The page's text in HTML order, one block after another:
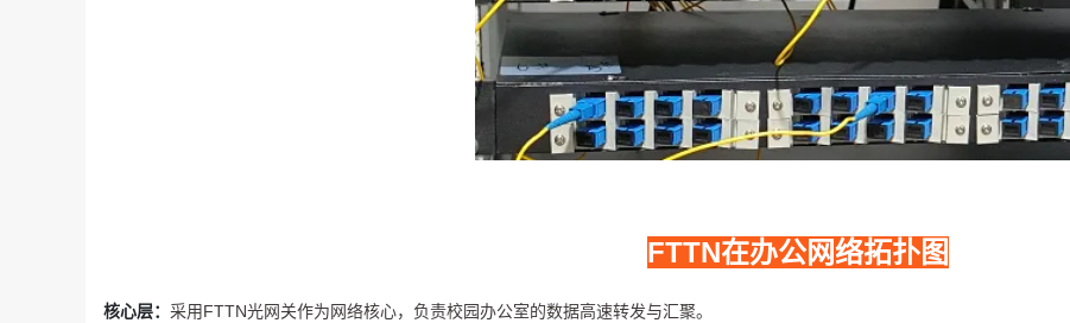
FTTN在办公网络拓扑图
核心层： 采用FTTN光网关作为网络核心，负责校园办公室的数据高速转发与汇聚。